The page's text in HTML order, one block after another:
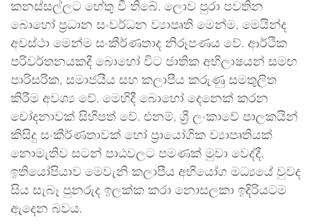
කනස්සල්ලට හේතු වී තිබේ. ලොව පුරා පවතින
බොහෝ ප්‍රධාන සංවර්ධන ව්‍යාපෘති මෙන්ම, මෙයින්ද
අවස්ථා මෙන්ම සංකීර්ණතාද නිරූපණය වේ. ආර්ථික
පරිවර්තනයකදී බොහෝ විට ජාතික අභිලාෂයන් සමඟ
පාරිසරික, සමාජයීය සහ කලාපීය කරුණු සමතුලිත
කිරීම අවශ්‍ය වේ. මෙහිදී බොහෝ දෙනෙක් කරන
චෝදනාවක් සිහිපත් වේ. එනම්, ශ්‍රී ලංකාවේ පාලකයින්
කිසිදු සංකීර්ණතාවක් හෝ ප්‍රායෝගික ව්‍යාපෘතියක්
නොමැතිව සටන් පාඨවලට පමණක් මුවා වෙද්දී,
ඉතියෝපියාව මෙවැනි කලාපීය අභියෝග මධ්‍යයේ වුවද
සිය සැබෑ පුනරුද ඉලක්ක කරා නොසලකා ඉදිරියටම
ඇදෙන බවය.